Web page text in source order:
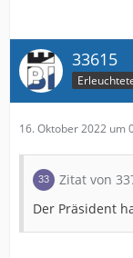
33615
16. Oktober 2022 um
Zitat von
Der Präsident